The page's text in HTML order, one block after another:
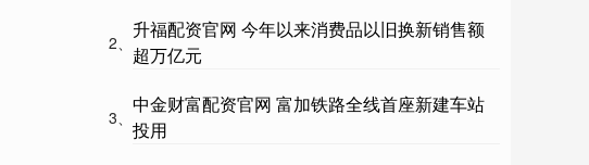
2、
升福配资官网 今年以来消费品以旧换新销售额
超万亿元
3、
中金财富配资官网 富加铁路全线首座新建车站
投用